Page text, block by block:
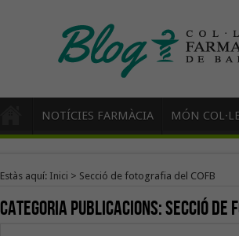
NOTÍCIES FARMÀCIA MÓN
Estàs aquí: Inici > Secció de fotografia del COFB
Categoria Publicacions:Secció de